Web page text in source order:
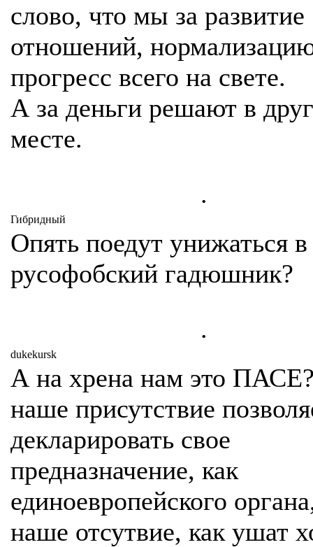
слово, что мы за развитие
отношений,
прогресс всего на свете.
А за деньги решают в
месте.
.
Гибридный
Опять поедут унижаться в
русофобский гадюшник?
.
dukekursk
А на хрена нам это
наше присутствие
декларировать свое
предназначение, как
единоевропейского
наше отсутвие, как ушат